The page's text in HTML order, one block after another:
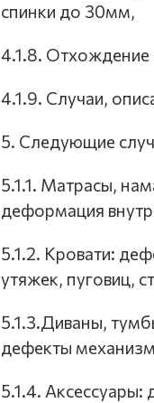
спинки до 30мм,
4.1.8. Отхождение
4.1.9. Случаи,
5. Следующие
5.1.1. Матрасы,
деформация
5.1.2. Кровати:
утяжек, пуговиц,
5.1.3.Диваны,
дефекты
5.1.4. Аксессуары: